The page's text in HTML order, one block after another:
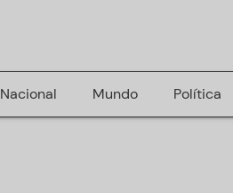
Nacional Mundo Política